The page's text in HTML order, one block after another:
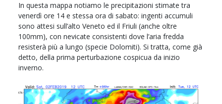
In questa mappa notiamo le precipitazioni stimate tra
venerdì ore 14 e stessa ora di sabato: ingenti accumuli
sono attesi sull’alto Veneto ed il Friuli (anche oltre
100mm), con nevicate consistenti dove l’aria fredda
resisterà più a lungo (specie Dolomiti). Si tratta, come già
detto, della prima perturbazione cospicua da inizio
inverno.